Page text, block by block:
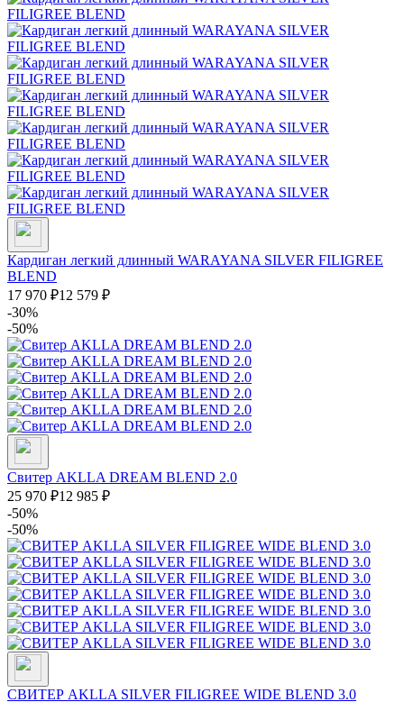
Кардиган легкий длинный WARAYANA SILVER FILIGREE
BLEND
17 970 ₽12 579 ₽
-30%
-50%
Свитер AKLLA DREAM BLEND 2.0
25 970 ₽12 985 ₽
-50%
-50%
СВИТЕР AKLLA SILVER FILIGREE WIDE BLEND 3.0